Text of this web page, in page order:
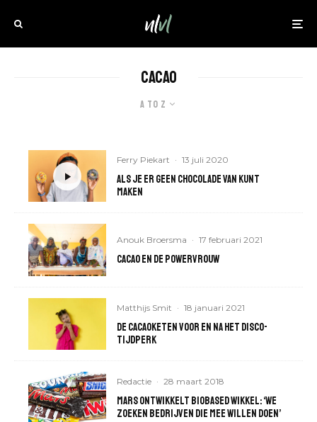
Cacao
A to Z
Ferry Piekart · 13 juli 2020
Als je er geen chocolade van kunt
maken
Anouk Broersma · 17 februari 2021
Cacao en de powervrouw
Matthijs Smit · 18 januari 2021
De cacaoketen voor en na het DISCO-
tijdperk
Redactie · 28 maart 2018
MARS ontwikkelt biobased wikkel: ‘We
zoeken bedrijven die mee willen doen’